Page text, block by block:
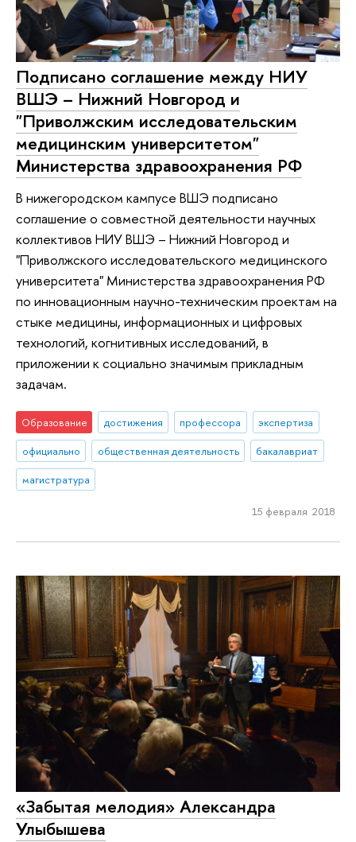
Подписано соглашение между НИУ
ВШЭ – Нижний Новгород и
"Приволжским исследовательским
медицинским университетом"
Министерства здравоохранения РФ
В нижегородском кампусе ВШЭ подписано
соглашение о совместной деятельности научных
коллективов НИУ ВШЭ – Нижний Новгород и
"Приволжского исследовательского медицинского
университета" Министерства здравоохранения РФ
по инновационным научно-техническим проектам на
стыке медицины, информационных и цифровых
технологий, когнитивных исследований, в
приложении к социально значимым прикладным
задачам.
Образование достижения профессора
экспертиза
официально
общественная деятельность
бакалавриат
магистратура
15 февраля 2018
«Забытая мелодия» Александра
Улыбышева